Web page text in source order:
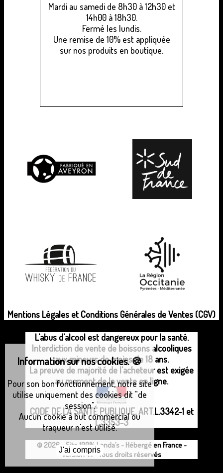
Mardi au samedi de 8h30 à 12h30 et
14h00 à 18h30.
Fermé les lundis.
Une remise de 10% est appliquée
sur nos produits en boutique.
Mentions Légales et Conditions Générales de Ventes (CGV)
L'abus d'alcool est dangereux pour la santé.
Interdiction de vente de boissons alcooliques
aux mineurs de moins de 18 ans.
La preuve de majorité de l'acheteur est exigée
au moment de la vente en ligne.
CODE DE LA SANTÉ PUBLIQUE, ART.L.3342-1 et
L.3353-3
© 2026 - Site 100% Landa’s - Hébergé en France -
Version 4.1 - Tous droits réservés
Information sur nos cookies.🍪
Pour son bon fonctionnement, notre site
utilise uniquement des cookies dit "de
session".
Aucun cookie à but commercial ou
traqueur n'est utilisé.